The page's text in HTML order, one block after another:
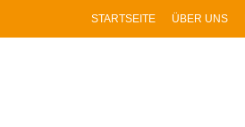
STARTSEITE ÜBER UNS